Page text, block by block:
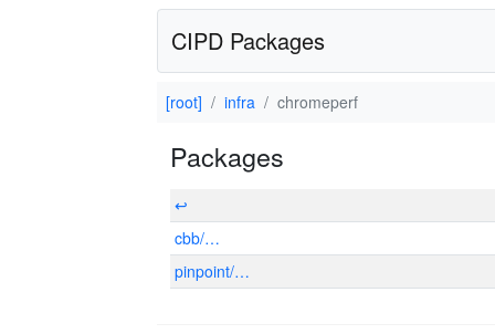
CIPD Packages
[root] infra chromeperf
Packages
↩
cbb/…
pinpoint/…